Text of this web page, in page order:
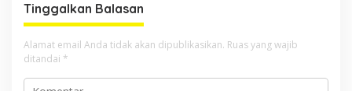
Tinggalkan Balasan
Alamat email Anda tidak akan dipublikasikan. Ruas yang wajib
ditandai *